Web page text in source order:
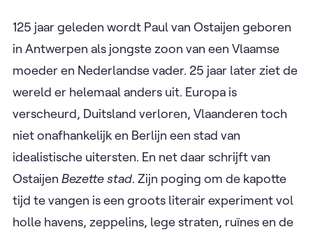
125 jaar geleden wordt Paul van Ostaijen geboren
in Antwerpen als jongste zoon van een Vlaamse
moeder en Nederlandse vader. 25 jaar later ziet de
wereld er helemaal anders uit. Europa is
verscheurd, Duitsland verloren, Vlaanderen toch
niet onafhankelijk en Berlijn een stad van
idealistische uitersten. En net daar schrijft van
Ostaijen Bezette stad. Zijn poging om de kapotte
tijd te vangen is een groots literair experiment vol
holle havens, zeppelins, lege straten, ruïnes en de